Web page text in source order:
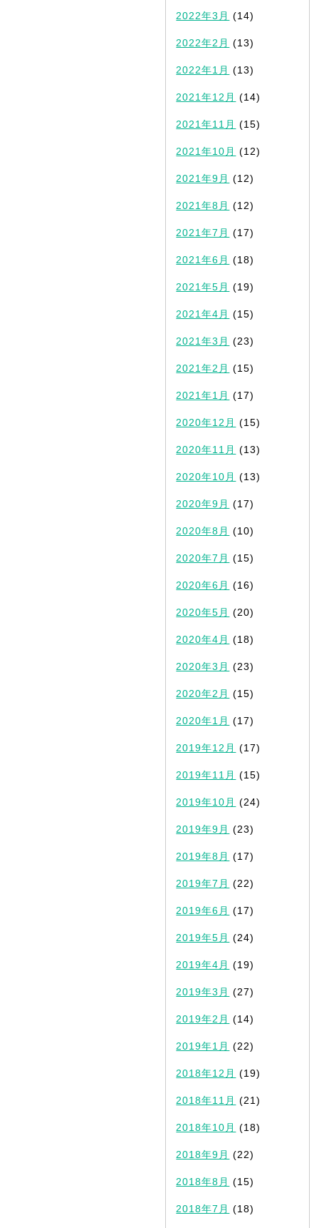
2022年3月 (14)
2022年2月 (13)
2022年1月 (13)
2021年12月 (14)
2021年11月 (15)
2021年10月 (12)
2021年9月 (12)
2021年8月 (12)
2021年7月 (17)
2021年6月 (18)
2021年5月 (19)
2021年4月 (15)
2021年3月 (23)
2021年2月 (15)
2021年1月 (17)
2020年12月 (15)
2020年11月 (13)
2020年10月 (13)
2020年9月 (17)
2020年8月 (10)
2020年7月 (15)
2020年6月 (16)
2020年5月 (20)
2020年4月 (18)
2020年3月 (23)
2020年2月 (15)
2020年1月 (17)
2019年12月 (17)
2019年11月 (15)
2019年10月 (24)
2019年9月 (23)
2019年8月 (17)
2019年7月 (22)
2019年6月 (17)
2019年5月 (24)
2019年4月 (19)
2019年3月 (27)
2019年2月 (14)
2019年1月 (22)
2018年12月 (19)
2018年11月 (21)
2018年10月 (18)
2018年9月 (22)
2018年8月 (15)
2018年7月 (18)